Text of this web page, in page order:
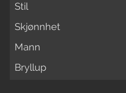
Stil
Skjønnhet
Mann
Bryllup